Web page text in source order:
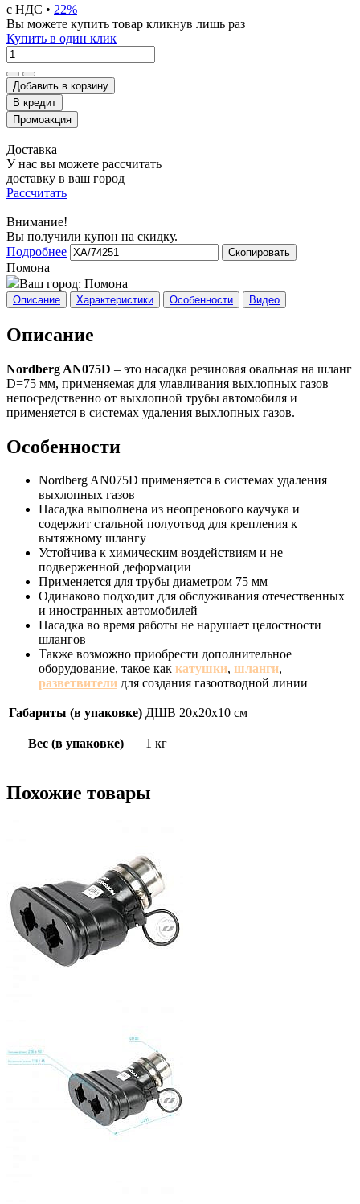
с НДС • 22%
Вы можете купить товар кликнув лишь раз
Купить в один клик
Добавить в корзину
Доставка
У нас вы можете рассчитать
доставку в ваш город
Рассчитать
Внимание!
Вы получили купон на скидку.
Подробнее
Скопировать
Помона
Ваш город: Помона
Описание Характеристики Особенности Видео
Описание
Nordberg AN075D – это насадка резиновая овальная на шланг
D=75 мм, применяемая для улавливания выхлопных газов
непосредственно от выхлопной трубы автомобиля и
применяется в системах удаления выхлопных газов.
Особенности
Nordberg AN075D применяется в системах удаления
выхлопных газов
Насадка выполнена из неопренового каучука и
содержит стальной полуотвод для крепления к
вытяжному шлангу
Устойчива к химическим воздействиям и не
подверженной деформации
Применяется для трубы диаметром 75 мм
Одинаково подходит для обслуживания отечественных
и иностранных автомобилей
Насадка во время работы не нарушает целостности
шлангов
Также возможно приобрести дополнительное
оборудование, такое как катушки, шланги,
разветвители для создания газоотводной линии
Габариты (в упаковке) ДШВ 20х20х10 см
Вес (в упаковке) 1 кг
Похожие товары